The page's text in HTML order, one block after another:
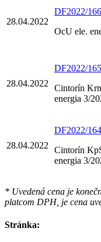
28.04.2022
DF2022/166
OcU ele.
28.04.2022
DF2022/165
Cintorín
energia 3/
28.04.2022
DF2022/164
Cintorín
energia 3/
* Uvedená cena je
platcom DPH, je cena
Stránka: